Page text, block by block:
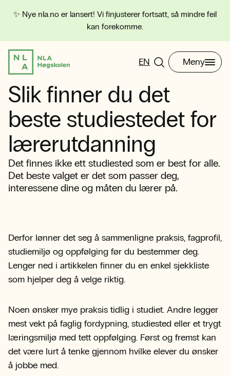
✨ Nye nla.no er lansert! Vi finjusterer fortsatt, så mindre feil
kan forekomme.
EN Meny
Slik finner du det
beste studiestedet for
lærerutdanning
Det finnes ikke ett studiested som er best for alle.
Det beste valget er det som passer deg,
interessene dine og måten du lærer på.
Derfor lønner det seg å sammenligne praksis, fagprofil,
studiemiljø og oppfølging før du bestemmer deg.
Lenger ned i artikkelen finner du en enkel sjekkliste
som hjelper deg å velge riktig.
Noen ønsker mye praksis tidlig i studiet. Andre legger
mest vekt på faglig fordypning, studiested eller et trygt
læringsmiljø med tett oppfølging. Først og fremst kan
det være lurt å tenke gjennom hvilke elever du ønsker
å jobbe med.